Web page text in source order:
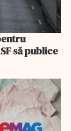
să publice